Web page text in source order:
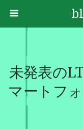
未発表の
マートフ